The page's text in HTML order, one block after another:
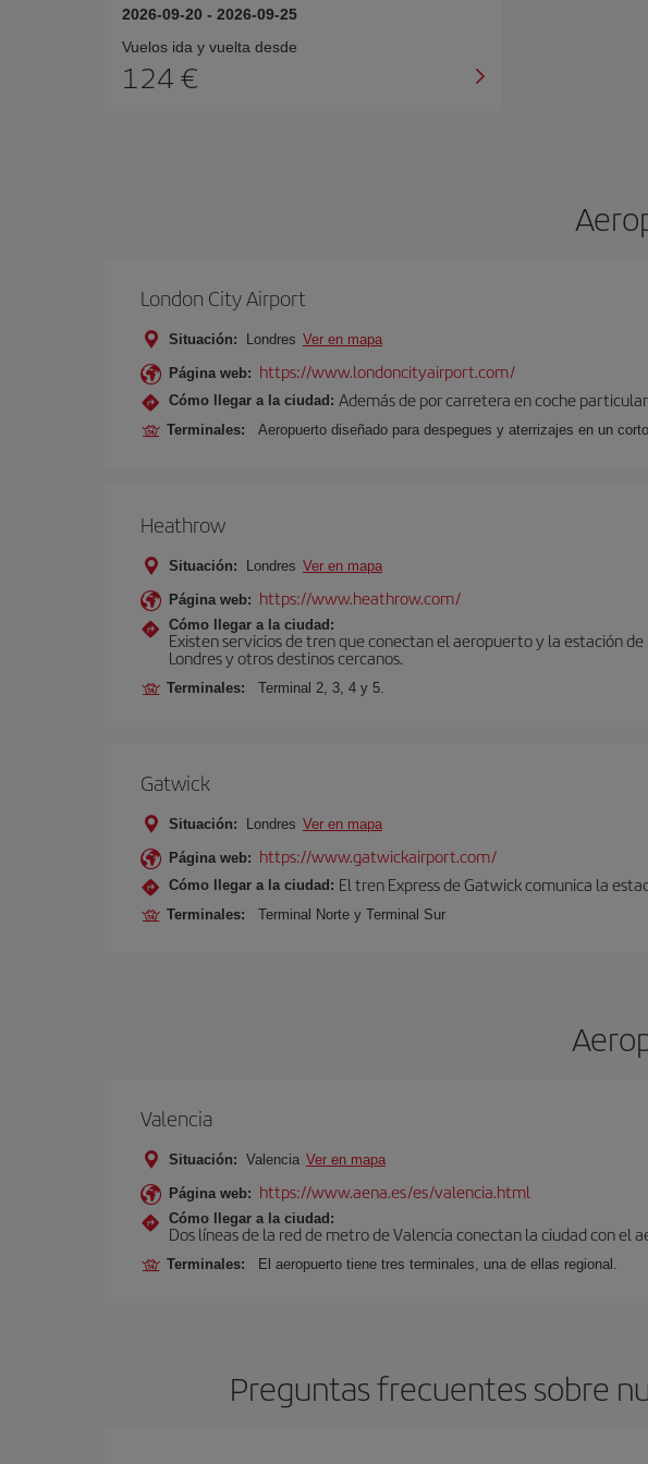
2026-09-20 - 2026-09-25
Vuelos ida y vuelta desde
124 €
London City Airport
Situación: Londres Ver en mapa
Página web: https://www.londoncityairport.com/
Cómo llegar a la ciudad: Además de por carretera en coche
Terminales: Aeropuerto diseñado para despegues y aterrizajes en un
Heathrow
Situación: Londres Ver en mapa
Página web: https://www.heathrow.com/
Cómo llegar a la ciudad:
Existen servicios de tren que conectan el aeropuerto y la estación
Londres y otros destinos cercanos.
Terminales: Terminal 2, 3, 4 y 5.
Gatwick
Situación: Londres Ver en mapa
Página web: https://www.gatwickairport.com/
Cómo llegar a la ciudad: El tren Express de Gatwick comunica la
Terminales: Terminal Norte y Terminal Sur
Valencia
Situación: Valencia Ver en mapa
Página web: https://www.aena.es/es/valencia.html
Cómo llegar a la ciudad:
Dos líneas de la red de metro de Valencia conectan la ciudad con
Terminales: El aeropuerto tiene tres terminales, una de ellas regional.
Preguntas frecuentes sobre